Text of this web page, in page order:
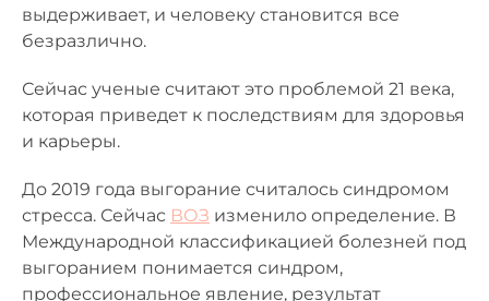
выдерживает, и человеку становится все
безразлично.
Сейчас ученые считают это проблемой 21 века,
которая приведет к последствиям для здоровья
и карьеры.
До 2019 года выгорание считалось синдромом
стресса. Сейчас ВОЗ изменило определение. В
Международной классификацией болезней под
выгоранием понимается синдром,
профессиональное явление, результат